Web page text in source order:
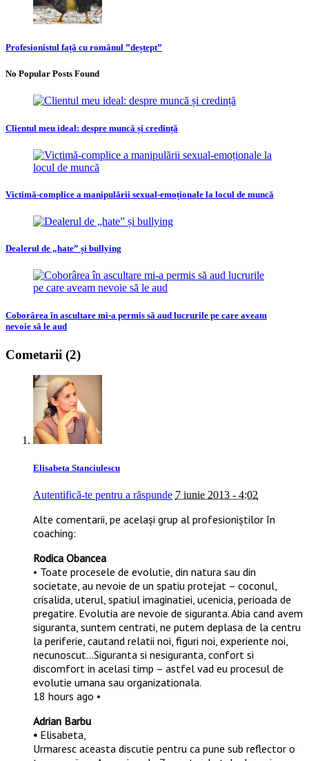
Profesionistul față cu românul ”deștept”
No Popular Posts Found
Clientul meu ideal: despre muncă și credință
Victimă-complice a manipulării sexual-emoționale la locul de muncă
Dealerul de „hate” și bullying
Coborârea în ascultare mi-a permis să aud lucrurile pe care aveam
nevoie să le aud
Cometarii (2)
Elisabeta Stanciulescu
Autentifică-te pentru a răspunde 7 iunie 2013 - 4:02
Alte comentarii, pe același grup al profesioniștilor în
coaching:
Rodica Obancea
• Toate procesele de evolutie, din natura sau din
societate, au nevoie de un spatiu protejat – coconul,
crisalida, uterul, spatiul imaginatiei, ucenicia, perioada de
pregatire. Evolutia are nevoie de siguranta. Abia cand avem
siguranta, suntem centrati, ne putem deplasa de la centru
la periferie, cautand relatii noi, figuri noi, experiente noi,
necunoscut…Siguranta si nesiguranta, confort si
discomfort in acelasi timp – astfel vad eu procesul de
evolutie umana sau organizationala.
18 hours ago •
Adrian Barbu
• Elisabeta,
Urmaresc aceasta discutie pentru ca pune sub reflector o